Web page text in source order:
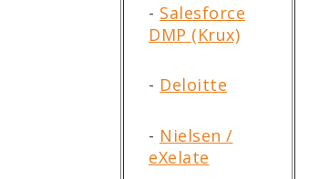
- Salesforce
DMP (Krux)
- Deloitte
- Nielsen /
eXelate